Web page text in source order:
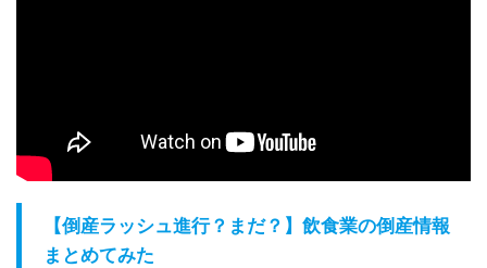
【倒産ラッシュ進行？まだ？】飲食業の倒産情報
まとめてみた